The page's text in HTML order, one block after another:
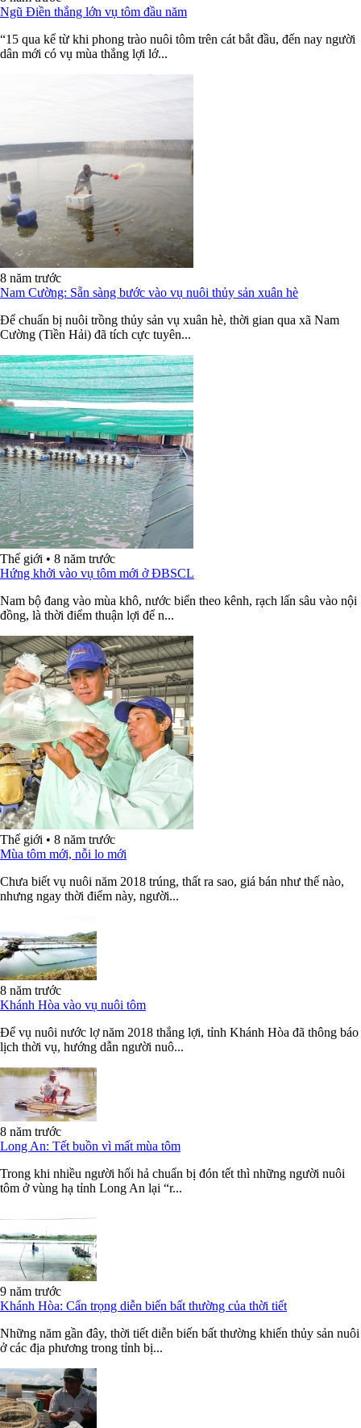
Ngũ Điền thắng lớn vụ tôm đầu năm
“15 qua kể từ khi phong trào nuôi tôm trên cát bắt đầu, đến nay người
dân mới có vụ mùa thắng lợi lớ...
8 năm trước
Nam Cường: Sẵn sàng bước vào vụ nuôi thủy sản xuân hè
Để chuẩn bị nuôi trồng thủy sản vụ xuân hè, thời gian qua xã Nam
Cường (Tiền Hải) đã tích cực tuyên...
Thế giới • 8 năm trước
Hứng khởi vào vụ tôm mới ở ĐBSCL
Nam bộ đang vào mùa khô, nước biển theo kênh, rạch lấn sâu vào nội
đồng, là thời điểm thuận lợi để n...
Thế giới • 8 năm trước
Mùa tôm mới, nỗi lo mới
Chưa biết vụ nuôi năm 2018 trúng, thất ra sao, giá bán như thế nào,
nhưng ngay thời điểm này, người...
8 năm trước
Khánh Hòa vào vụ nuôi tôm
Để vụ nuôi nước lợ năm 2018 thắng lợi, tỉnh Khánh Hòa đã thông báo
lịch thời vụ, hướng dẫn người nuô...
8 năm trước
Long An: Tết buồn vì mất mùa tôm
Trong khi nhiều người hối hả chuẩn bị đón tết thì những người nuôi
tôm ở vùng hạ tỉnh Long An lại “r...
9 năm trước
Khánh Hòa: Cẩn trọng diễn biến bất thường của thời tiết
Những năm gần đây, thời tiết diễn biến bất thường khiến thủy sản nuôi
ở các địa phương trong tỉnh bị...